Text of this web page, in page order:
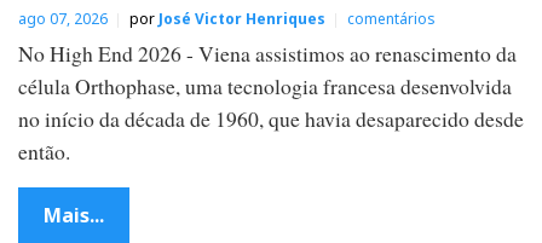
ago 07, 2026 por José Victor Henriques comentários
No High End 2026 - Viena assistimos ao renascimento da
célula Orthophase, uma tecnologia francesa desenvolvida
no início da década de 1960, que havia desaparecido desde
então.
Mais...